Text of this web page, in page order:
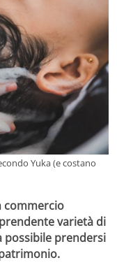
Yuka (e costano
commercio
varietà di
prendersi